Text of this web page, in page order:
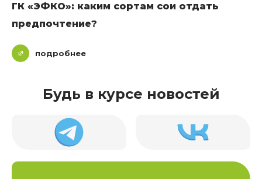
ГК «ЭФКО»: каким сортам сои отдать
предпочтение?
подробнее
Будь в курсе новостей